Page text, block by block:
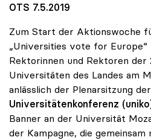
OTS 7.5.2019
Zum Start der Aktionswoche
„Universities vote for
Rektorinnen und Rektoren der
Universitäten des Landes am
anlässlich der Plenarsitzung der
Universitätenkonferenz
Banner an der Universität
der Kampagne, die